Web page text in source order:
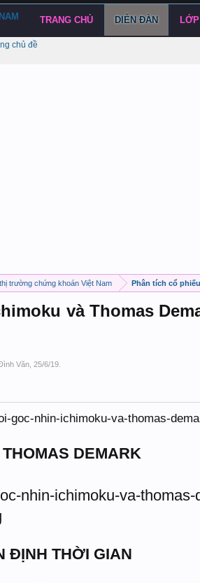
trường chứng khoán Việt Nam Phân tích cổ phiếu
và Thomas
Văn 25/6/19
DEMARK
ĐỊNH THỜI GIAN
TRANG CHỦ DIỄN ĐÀN
chủ đề